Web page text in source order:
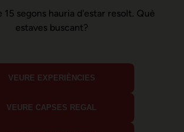
15 segons hauria d'estar resolt. Què
estaves buscant?
VEURE EXPERIÈNCIES
VEURE CAPSES REGAL